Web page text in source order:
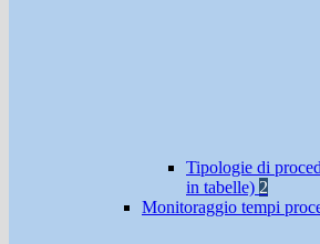
Tipologie di
in tabelle) 2
Monitoraggio tempi